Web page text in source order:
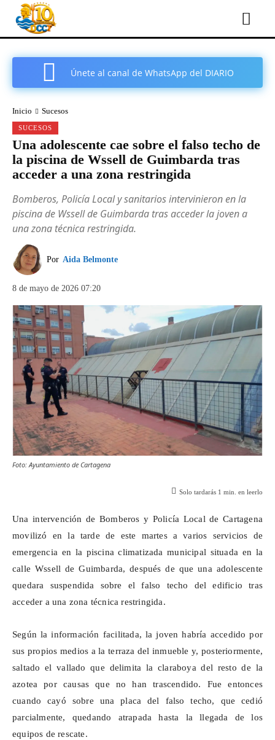
Únete al canal de WhatsApp del DIARIO
Inicio Sucesos
SUCESOS
Una adolescente cae sobre el falso techo de
la piscina de Wssell de Guimbarda tras
acceder a una zona restringida
Bomberos, Policía Local y sanitarios intervinieron en la
piscina de Wssell de Guimbarda tras acceder la joven a
una zona técnica restringida.
Por Aida Belmonte
8 de mayo de 2026 07:20
Foto: Ayuntamiento de Cartagena
Solo tardarás 1 min. en leerlo
Una intervención de Bomberos y Policía Local de Cartagena
movilizó en la tarde de este martes a varios servicios de
emergencia en la piscina climatizada municipal situada en la
calle Wssell de Guimbarda, después de que una adolescente
quedara suspendida sobre el falso techo del edificio tras
acceder a una zona técnica restringida.
Según la información facilitada, la joven habría accedido por
sus propios medios a la terraza del inmueble y, posteriormente,
saltado el vallado que delimita la claraboya del resto de la
azotea por causas que no han trascendido. Fue entonces
cuando cayó sobre una placa del falso techo, que cedió
parcialmente, quedando atrapada hasta la llegada de los
equipos de rescate.